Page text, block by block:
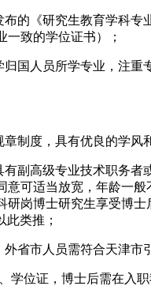
的《研究生教育学科
致的学位证书）；
国人员所学专业，注
制度，具有优良的学
副高级专业技术职务
意可适当放宽，年龄一
岗博士研究生享受博
此类推；
省市人员需符合天津市
学位证，博士后需在入职